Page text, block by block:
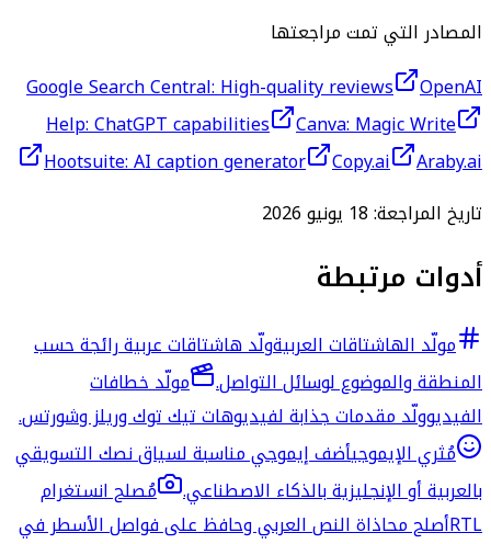
المصادر التي تمت مراجعتها
Google Search Central: High-quality reviews
OpenAI
Help: ChatGPT capabilities
Canva: Magic Write
Hootsuite: AI caption generator
Copy.ai
Araby.ai
تاريخ المراجعة:18 يونيو 2026
أدوات مرتبطة
مولّد الهاشتاقات العربيةولّد هاشتاقات عربية رائجة حسب
المنطقة والموضوع لوسائل التواصل.
مولّد خطافات
الفيديوولّد مقدمات جذابة لفيديوهات تيك توك وريلز وشورتس.
مُثري الإيموجيأضف إيموجي مناسبة لسياق نصك التسويقي
بالعربية أو الإنجليزية بالذكاء الاصطناعي.
مُصلح انستغرام
RTLأصلح محاذاة النص العربي وحافظ على فواصل الأسطر في